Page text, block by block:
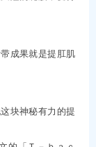
成果就是提肛肌
块神秘有力的提